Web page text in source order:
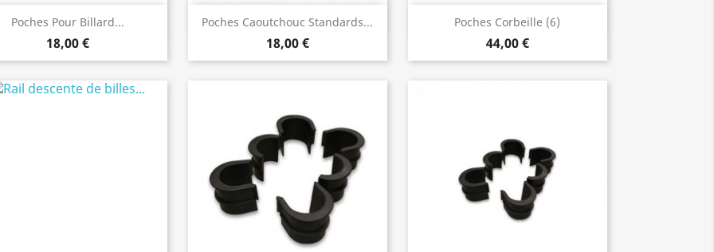
Poches Pour Billard...
18,00 €
Aperçu rapide Poches Caoutchouc Standards...
18,00 €
Aperçu rapide Poches Corbeille (6)
44,00 €
Aperçu rapide